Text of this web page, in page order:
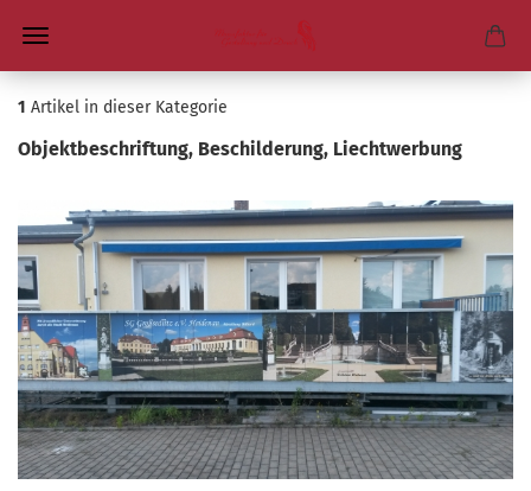
1 Artikel in dieser Kategorie
Ob­jekt­be­schrif­tung, Be­schil­de­rung, Liech­t­wer­bung